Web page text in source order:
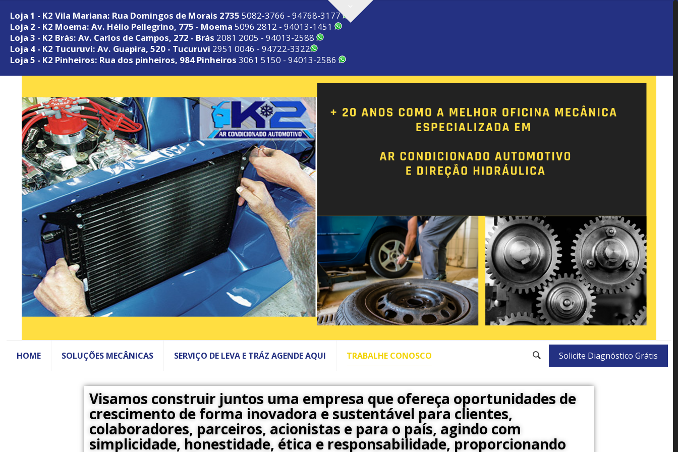
Loja 1 - K2 Vila Mariana: Rua Domingos de Morais 2735 5082-3766 - 94768-3177
Loja 2 - K2 Moema: Av. Hélio Pellegrino, 775 - Moema 5096 2812 - 94013-1451
Loja 3 - K2 Brás: Av. Carlos de Campos, 272 - Brás 2081 2005 - 94013-2588
Loja 4 - K2 Tucuruvi: Av. Guapira, 520 - Tucuruvi 2951 0046 - 94722-3322
Loja 5 - K2 Pinheiros: Rua dos pinheiros, 984 Pinheiros 3061 5150 - 94013-2586
HOME SOLUÇÕES MECÂNICAS SERVIÇO DE LEVA E TRÁZ AGENDE AQUI TRABALHE CONOSCO Solicite Diagnóstico Grátis
Visamos construir juntos uma empresa que ofereça oportunidades de
crescimento de forma inovadora e sustentável para clientes,
colaboradores, parceiros, acionistas e para o país, agindo com
simplicidade, honestidade, ética e responsabilidade, proporcionando